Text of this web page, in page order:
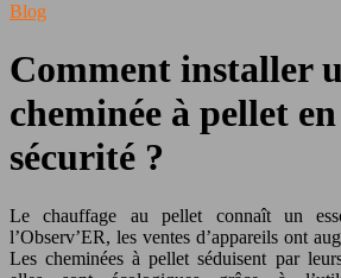
Blog
Comment installer
cheminée à pellet
sécurité ?
Le chauffage au pellet connaît un essor considérable. Selon
l’Observ’ER, les ventes d’appareils ont
Les cheminées à pellet séduisent par